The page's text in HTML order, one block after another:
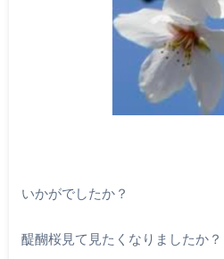
いかがでしたか？
醍醐桜見て見たくなりましたか？